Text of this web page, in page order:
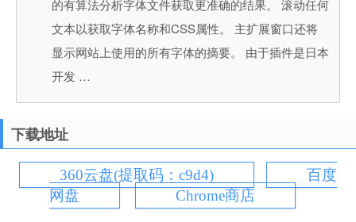
的有算法分析字体文件获取更准确的结果。 滚动任何
文本以获取字体名称和CSS属性。 主扩展窗口还将
显示网站上使用的所有字体的摘要。 由于插件是日本
开发 …
下载地址
360云盘(提取码：c9d4)
百度
网盘
Chrome商店